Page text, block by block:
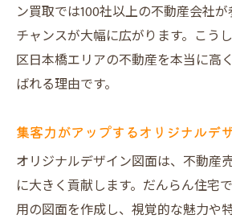
ン買取では100社以上の不動産会社
チャンスが大幅に広がります。こう
区日本橋エリアの不動産を本当に高
ばれる理由です。
集客力がアップするオリジナルデ
オリジナルデザイン図面は、不動産
に大きく貢献します。だんらん住宅
用の図面を作成し、視覚的な魅力や